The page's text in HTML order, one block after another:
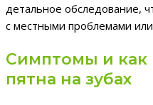
детальное обследование,
с местными проблемами
Симптомы и как
пятна на зубах